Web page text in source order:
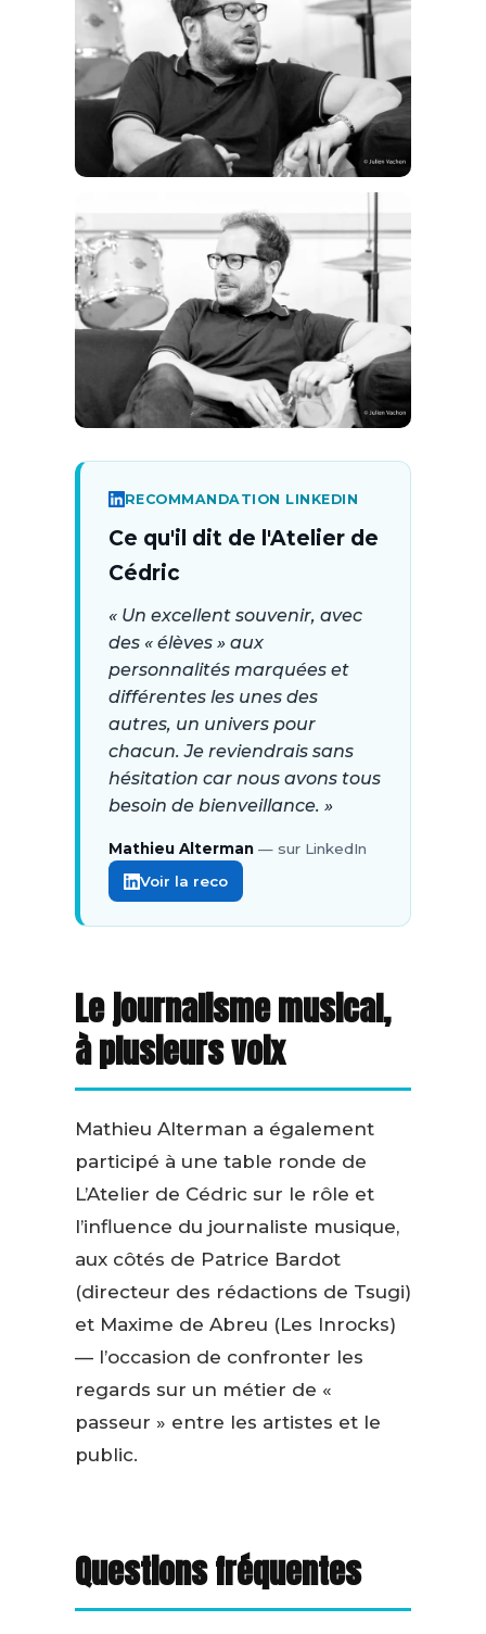
RECOMMANDATION LINKEDIN
Ce qu'il dit de l'Atelier de
Cédric
« Un excellent souvenir, avec
des « élèves » aux
personnalités marquées et
différentes les unes des
autres, un univers pour
chacun. Je reviendrais sans
hésitation car nous avons tous
besoin de bienveillance. »
Mathieu Alterman— sur LinkedIn
Voir la reco
Le journalisme musical,
à plusieurs voix
Mathieu Alterman a également
participé à une table ronde de
L’Atelier de Cédric sur le rôle et
l’influence du journaliste musique,
aux côtés de Patrice Bardot
(directeur des rédactions de Tsugi)
et Maxime de Abreu (Les Inrocks)
— l’occasion de confronter les
regards sur un métier de «
passeur » entre les artistes et le
public.
Questions fréquentes